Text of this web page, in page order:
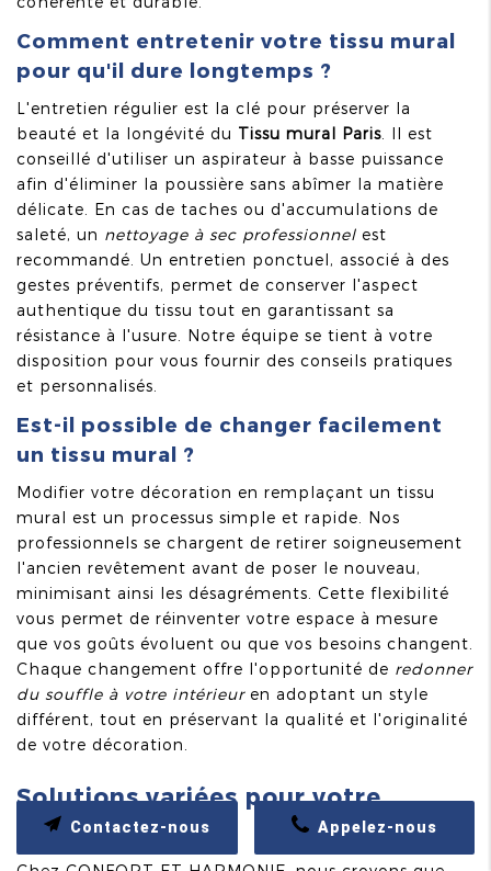
Comment entretenir votre tissu mural
pour qu'il dure longtemps ?
L'entretien régulier est la clé pour préserver la
beauté et la longévité du Tissu mural Paris . Il est
conseillé d'utiliser un aspirateur à basse puissance
afin d'éliminer la poussière sans abîmer la matière
délicate. En cas de taches ou d'accumulations de
saleté, un nettoyage à sec professionnel est
recommandé. Un entretien ponctuel, associé à des
gestes préventifs, permet de conserver l'aspect
authentique du tissu tout en garantissant sa
résistance à l'usure. Notre équipe se tient à votre
disposition pour vous fournir des conseils pratiques
et personnalisés.
Est-il possible de changer facilement
un tissu mural ?
Modifier votre décoration en remplaçant un tissu
mural est un processus simple et rapide. Nos
professionnels se chargent de retirer soigneusement
l'ancien revêtement avant de poser le nouveau,
minimisant ainsi les désagréments. Cette flexibilité
vous permet de réinventer votre espace à mesure
que vos goûts évoluent ou que vos besoins changent.
Chaque changement offre l'opportunité de redonner
du souffle à votre intérieuren adoptant un style
différent, tout en préservant la qualité et l'originalité
de votre décoration.
Solutions variées pour votre
intérieur
Appelez-nous
Contactez-nous